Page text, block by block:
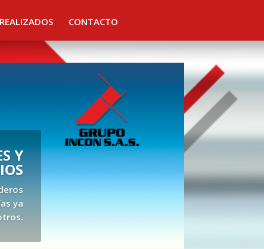
CONTACTO
Y
ya